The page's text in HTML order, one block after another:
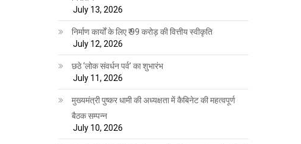
July 13, 2026
निर्माण कार्यों के लिए ₹ 99 करोड़ की वित्तीय स्वीकृति
July 12, 2026
छठे ‘लोक संवर्धन पर्व’ का शुभारंभ
July 11, 2026
मुख्यमंत्री पुष्कर धामी की अध्यक्षता में कैबिनेट की महत्वपूर्ण
बैठक सम्पन्न
July 10, 2026